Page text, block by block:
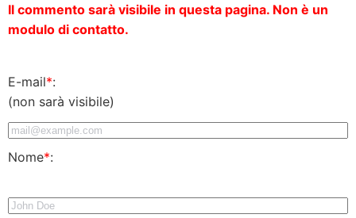
Il commento sarà visibile in questa pagina. Non è un
modulo di contatto.
E-mail*:
(non sarà visibile)
Nome*: